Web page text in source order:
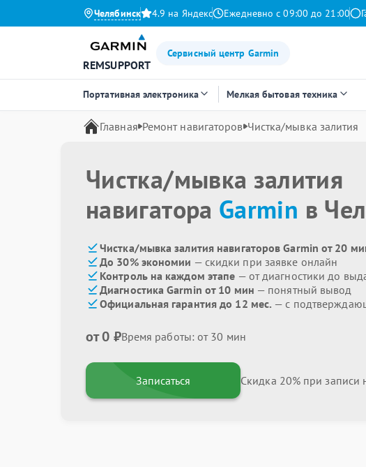
Челябинск 4.9 на Яндекс Ежедневно с 09:00 до 21:00
REMSUPPORT
Сервисный центр Garmin
Портативная электроника Мелкая бытовая техника
Главная Ремонт навигаторов Чистка/мывка залития
Чистка/мывка залития
навигатора Garmin в
Чистка/мывка залития навигаторов Garmin от 20
До 30% экономии — скидки при заявке онлайн
Контроль на каждом этапе — от диагностики до
Диагностика Garmin от 10 мин — понятный вывод
Официальная гарантия до 12 мес. — с
от 0 ₽Время работы: от 30 мин
Записаться Скидка 20% при записи